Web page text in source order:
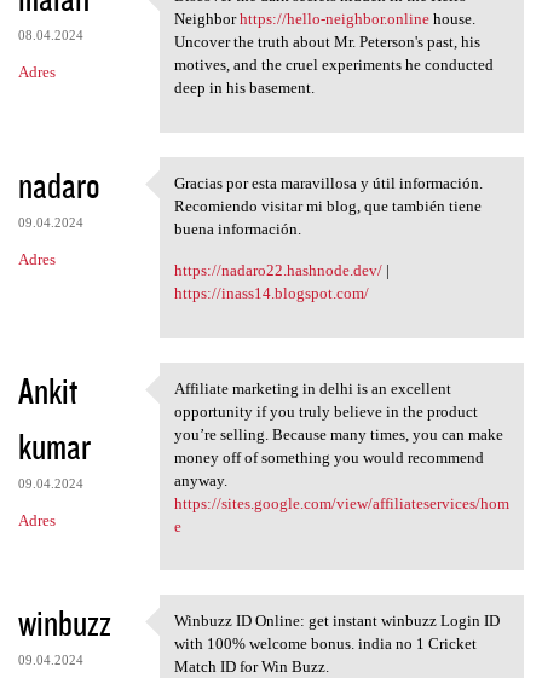
08.04.2024
Adres
Discover the dark secrets
Neighborhttps://hello-neighbor.onlinehouse.
Uncover the truth about Mr. Peterson's past, his
motives, and the cruel experiments he conducted
deep in his basement.
nadaro
09.04.2024
Adres
Gracias por esta maravillosa
Gracias por esta maravillosa y útil información.
Recomiendo visitar mi blog, que también tiene
buena información.
https://nadaro22.hashnode.dev/|
https://inass14.blogspot.com/
Ankit
kumar
09.04.2024
Adres
Affiliate marketing in delhi
Affiliate marketing in delhi is an excellent
opportunity if you truly believe in the product
you’re selling. Because many times, you can make
money off of something you would recommend
anyway.
https://sites.google.com/view/affiliateservices/hom
e
winbuzz
09.04.2024
Winbuzz ID Online: get
Winbuzz ID Online: get instant winbuzz Login ID
with 100% welcome bonus. india no 1 Cricket
Match ID for Win Buzz.